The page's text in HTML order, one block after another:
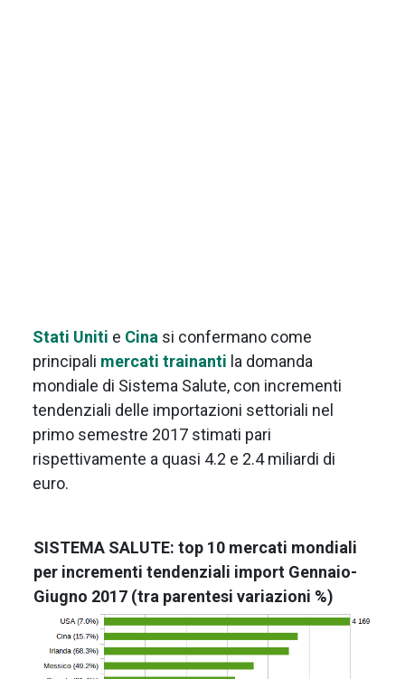
Stati Uniti e Cina si confermano come
principali mercati trainanti la domanda
mondiale di Sistema Salute, con incrementi
tendenziali delle importazioni settoriali nel
primo semestre 2017 stimati pari
rispettivamente a quasi 4.2 e 2.4 miliardi di
euro.
SISTEMA SALUTE: top 10 mercati mondiali
per incrementi tendenziali import Gennaio-
Giugno 2017 (tra parentesi variazioni %)